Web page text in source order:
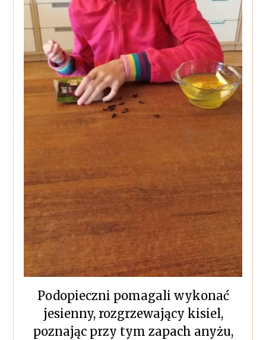
Podopieczni pomagali wykonać
jesienny, rozgrzewający kisiel,
poznając przy tym zapach anyżu,